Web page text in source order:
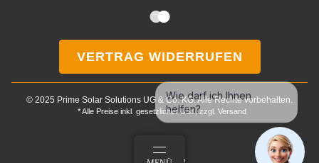
VERTRAG WIDERRUFEN
© 2025 Prime Solar Solutions UG & Co. KG. Alle Rechte vorbehalten.
* Alle Preise inkl. gesetzlicher USt., zzgl. Versand
Wie darf ich Ihnen
helfen?